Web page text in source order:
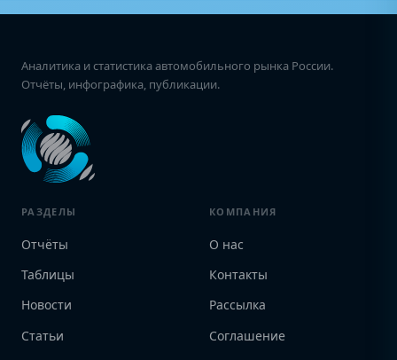
Аналитика и статистика автомобильного рынка России.
Отчёты, инфографика, публикации.
РАЗДЕЛЫ
Отчёты
Таблицы
Новости
Статьи
КОМПАНИЯ
О нас
Контакты
Рассылка
Соглашение